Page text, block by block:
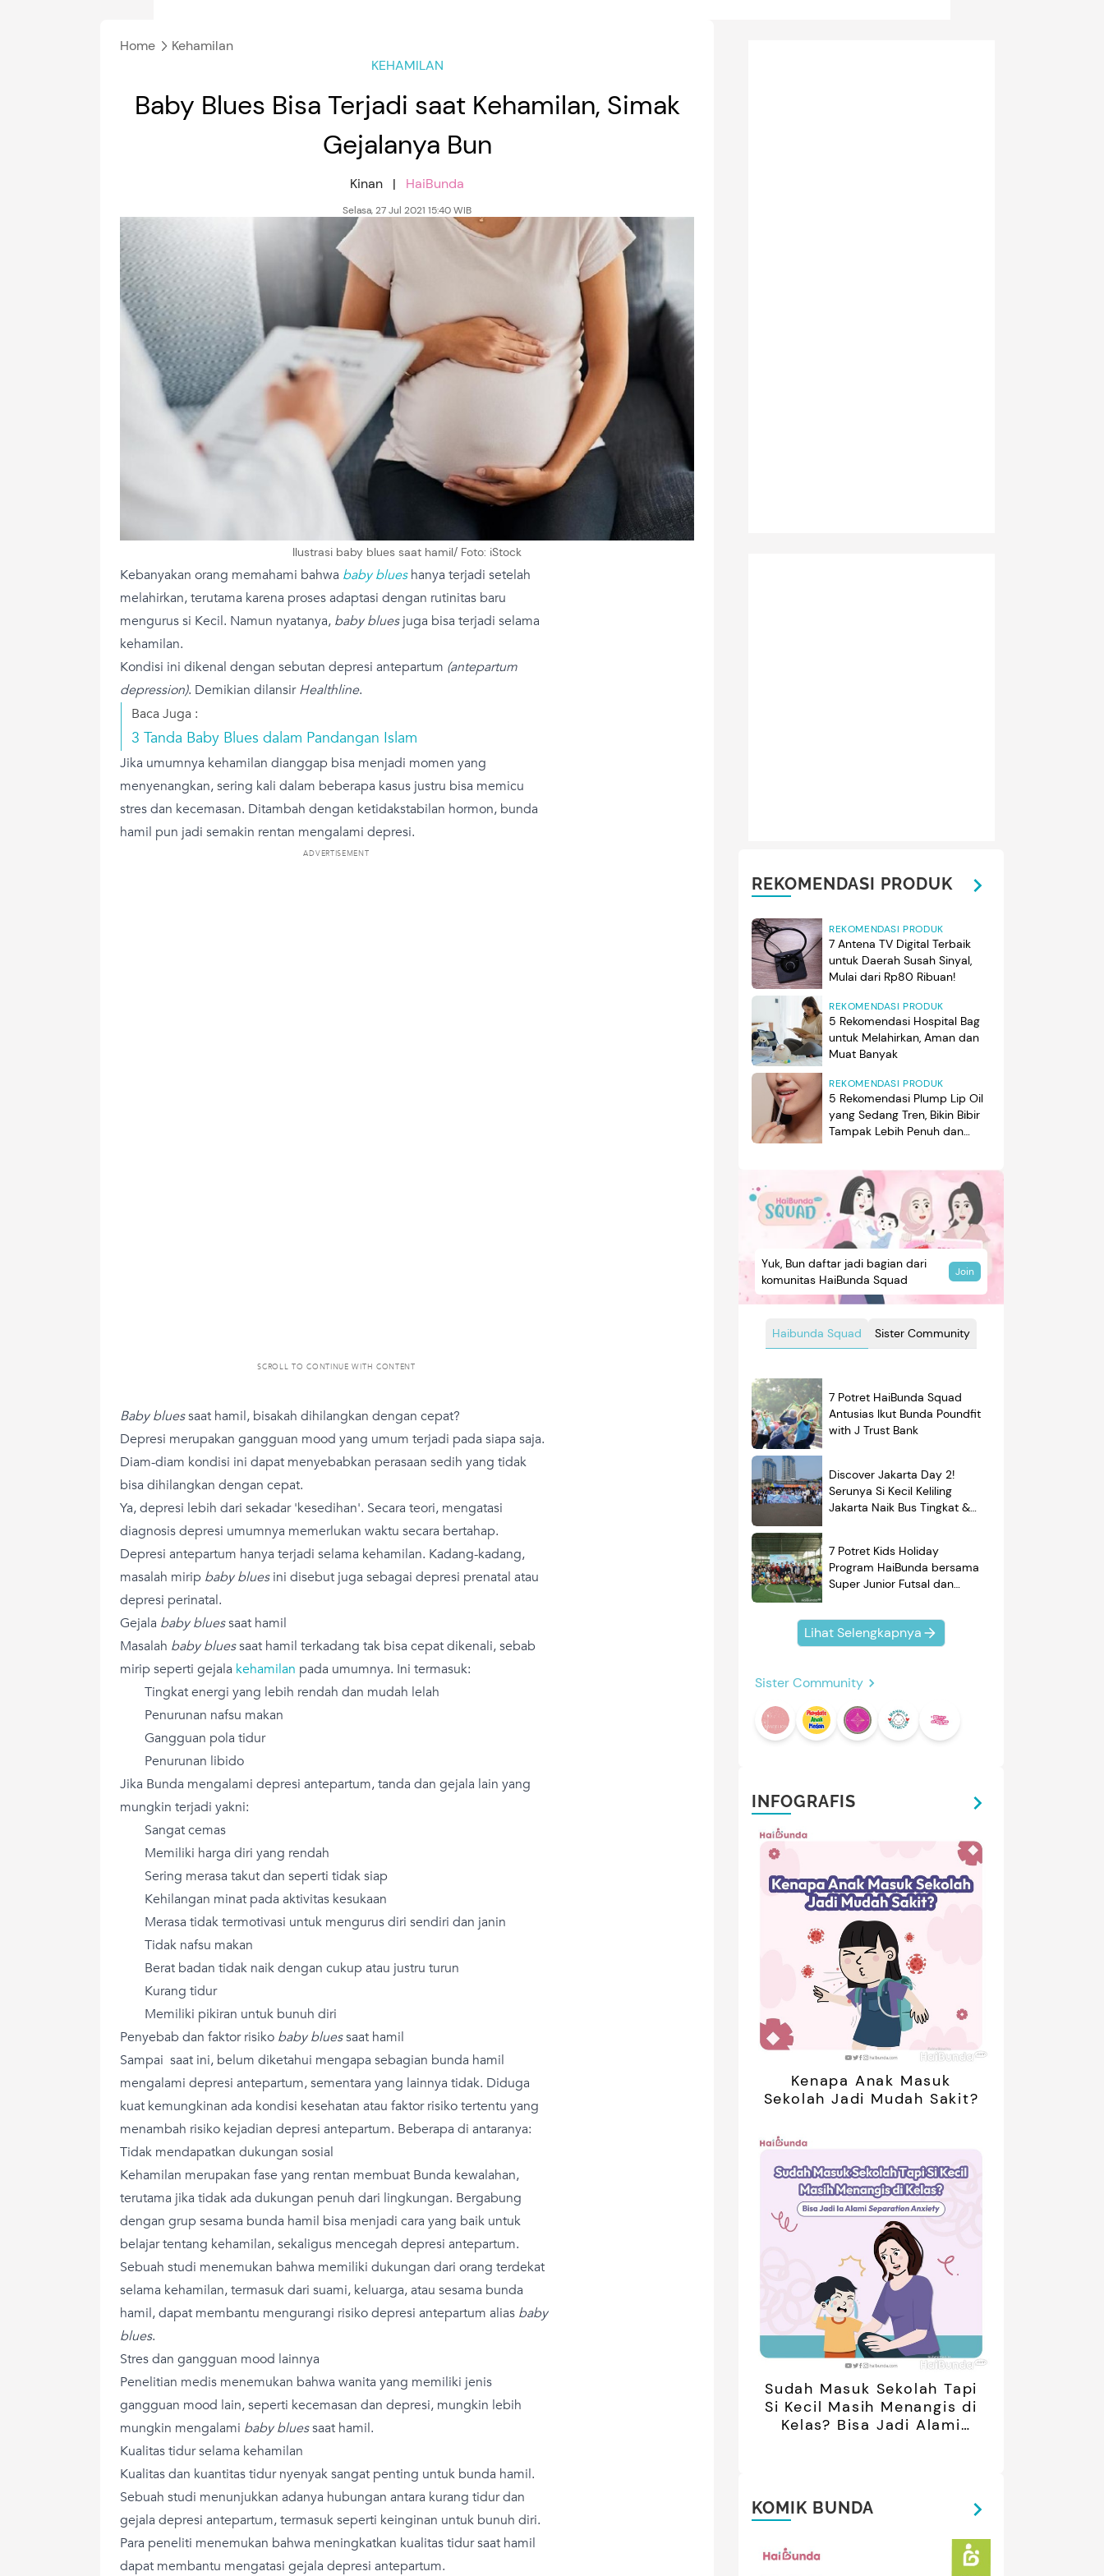
Home
Kehamilan
KEHAMILAN
Baby Blues Bisa Terjadi saat Kehamilan, Simak
Gejalanya Bun
Kinan | HaiBunda
Selasa, 27 Jul 2021 15:40 WIB
Ilustrasi baby blues saat hamil/ Foto: iStock
Kebanyakan orang memahami bahwa baby blueshanya terjadi setelah
melahirkan, terutama karena proses adaptasi dengan rutinitas baru
mengurus si Kecil. Namun nyatanya, baby bluesjuga bisa terjadi selama
kehamilan.
Kondisi ini dikenal dengan sebutan depresi antepartum (antepartum
depression). Demikian dilansirHealthline.
Baca Juga :
3 Tanda Baby Blues dalam Pandangan Islam
Jika umumnya kehamilan dianggap bisa menjadi momen yang
menyenangkan, sering kali dalam beberapa kasus justru bisa memicu
stres dan kecemasan. Ditambah dengan ketidakstabilan hormon, bunda
hamil pun jadi semakin rentan mengalami depresi.
ADVERTISEMENT
SCROLL TO CONTINUE WITH CONTENT
Baby bluessaat hamil, bisakah dihilangkan dengan cepat?
Depresi merupakan gangguan mood yang umum terjadi pada siapa saja.
Diam-diam kondisi ini dapat menyebabkan perasaan sedih yang tidak
bisa dihilangkan dengan cepat.
Ya, depresi lebih dari sekadar 'kesedihan'. Secara teori, mengatasi
diagnosis depresi umumnya memerlukan waktu secara bertahap.
Depresi antepartum hanya terjadi selama kehamilan. Kadang-kadang,
masalah mirip baby bluesini disebut juga sebagai depresi prenatal atau
depresi perinatal.
Gejala baby bluessaat hamil
Masalah baby bluessaat hamil terkadang tak bisa cepat dikenali, sebab
mirip seperti gejala kehamilan pada umumnya. Ini termasuk:
Tingkat energi yang lebih rendah dan mudah lelah
Penurunan nafsu makan
Gangguan pola tidur
Penurunan libido
Jika Bunda mengalami depresi antepartum, tanda dan gejala lain yang
mungkin terjadi yakni:
Sangat cemas
Memiliki harga diri yang rendah
Sering merasa takut dan seperti tidak siap
Kehilangan minat pada aktivitas kesukaan
Merasa tidak termotivasi untuk mengurus diri sendiri dan janin
Tidak nafsu makan
Berat badan tidak naik dengan cukup atau justru turun
Kurang tidur
Memiliki pikiran untuk bunuh diri
Penyebab dan faktor risiko baby bluessaat hamil
Sampai saat ini, belum diketahui mengapa sebagian bunda hamil
mengalami depresi antepartum, sementara yang lainnya tidak. Diduga
kuat kemungkinan ada kondisi kesehatan atau faktor risiko tertentu yang
menambah risiko kejadian depresi antepartum. Beberapa di antaranya:
Tidak mendapatkan dukungan sosial
Kehamilan merupakan fase yang rentan membuat Bunda kewalahan,
terutama jika tidak ada dukungan penuh dari lingkungan. Bergabung
dengan grup sesama bunda hamil bisa menjadi cara yang baik untuk
belajar tentang kehamilan, sekaligus mencegah depresi antepartum.
Sebuah studi menemukan bahwa memiliki dukungan dari orang terdekat
selama kehamilan, termasuk dari suami, keluarga, atau sesama bunda
hamil, dapat membantu mengurangi risiko depresi antepartum alias baby
blues.
Stres dan gangguan mood lainnya
Penelitian medis menemukan bahwa wanita yang memiliki jenis
gangguan mood lain, seperti kecemasan dan depresi, mungkin lebih
mungkin mengalami baby bluessaat hamil.
Kualitas tidur selama kehamilan
Kualitas dan kuantitas tidur nyenyak sangat penting untuk bunda hamil.
Sebuah studi menunjukkan adanya hubungan antara kurang tidur dan
gejala depresi antepartum, termasuk seperti keinginan untuk bunuh diri.
Para peneliti menemukan bahwa meningkatkan kualitas tidur saat hamil
dapat membantu mengatasi gejala depresi antepartum.
REKOMENDASI PRODUK
REKOMENDASI PRODUK
7 Antena TV Digital Terbaik
untuk Daerah Susah Sinyal,
Mulai dari Rp80 Ribuan!
REKOMENDASI PRODUK
5 Rekomendasi Hospital Bag
untuk Melahirkan, Aman dan
Muat Banyak
REKOMENDASI PRODUK
5 Rekomendasi Plump Lip Oil
yang Sedang Tren, Bikin Bibir
Tampak Lebih Penuh dan
Haibunda Squad Sister Community
Yuk, Bun daftar jadi bagian dari
komunitas HaiBunda Squad
Join
7 Potret HaiBunda Squad
Antusias Ikut Bunda Poundfit
with J Trust Bank
Discover Jakarta Day 2!
Serunya Si Kecil Keliling
Jakarta Naik Bus Tingkat &
7 Potret Kids Holiday
Program HaiBunda bersama
Super Junior Futsal dan
Kompak Banget!
Lihat Selengkapnya
Sister Community
INFOGRAFIS
Kenapa Anak Masuk
Sekolah Jadi Mudah Sakit?
Sudah Masuk Sekolah Tapi
Si Kecil Masih Menangis di
Kelas? Bisa Jadi Alami
KOMIK BUNDA